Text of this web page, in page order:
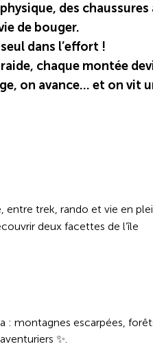
des chaussures
de bouger.
dans l’effort !
chaque montée
on avance… et on vit
entre trek, rando et vie en
deux facettes de l’île
montagnes escarpées,
✨.